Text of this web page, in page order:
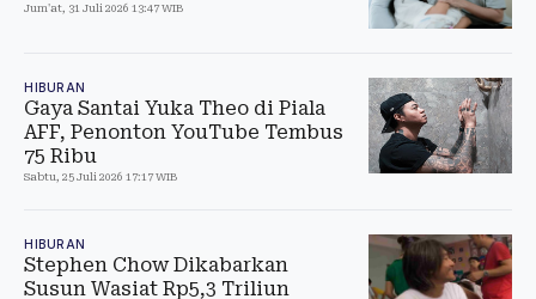
Jum'at, 31 Juli 2026 13:47 WIB
HIBURAN
Gaya Santai Yuka Theo di Piala
AFF, Penonton YouTube Tembus
75 Ribu
Sabtu, 25 Juli 2026 17:17 WIB
HIBURAN
Stephen Chow Dikabarkan
Susun Wasiat Rp5,3 Triliun